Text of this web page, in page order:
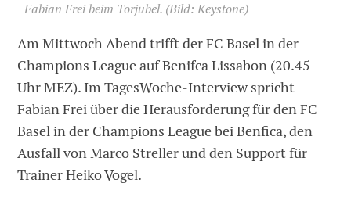
Fabian Frei beim Torjubel. (Bild: Keystone)
Am Mittwoch Abend trifft der FC Basel in der
Champions League auf Benifca Lissabon (20.45
Uhr MEZ). Im TagesWoche-Interview spricht
Fabian Frei über die Herausforderung für den FC
Basel in der Champions League bei Benfica, den
Ausfall von Marco Streller und den Support für
Trainer Heiko Vogel.